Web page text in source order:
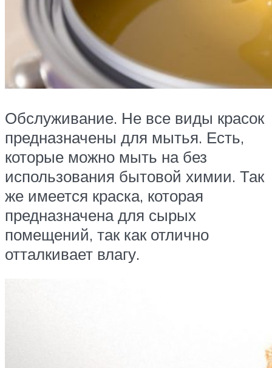
Обслуживание. Не все виды красок
предназначены для мытья. Есть,
которые можно мыть на без
использования бытовой химии. Так
же имеется краска, которая
предназначена для сырых
помещений, так как отлично
отталкивает влагу.